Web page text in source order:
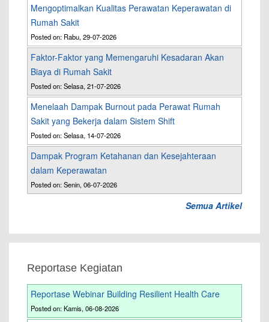
Mengoptimalkan Kualitas Perawatan Keperawatan di
Rumah Sakit
Posted on: Rabu, 29-07-2026
Faktor-Faktor yang Memengaruhi Kesadaran Akan
Biaya di Rumah Sakit
Posted on: Selasa, 21-07-2026
Menelaah Dampak Burnout pada Perawat Rumah
Sakit yang Bekerja dalam Sistem Shift
Posted on: Selasa, 14-07-2026
Dampak Program Ketahanan dan Kesejahteraan
dalam Keperawatan
Posted on: Senin, 06-07-2026
Semua Artikel
Reportase Kegiatan
Reportase Webinar Building Resilient Health Care
Posted on: Kamis, 06-08-2026